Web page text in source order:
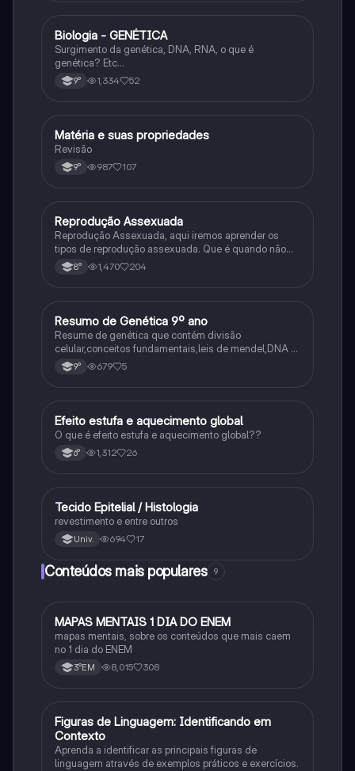
Ciência
Biologia - GENÉTICA
Surgimento da genética, DNA, RNA, o que é
genética? Etc…
9° 1,334 52
Ciência
Matéria e suas propriedades
Revisão
9° 987 107
Ciência
Reprodução Assexuada
Reprodução Assexuada, aqui iremos aprender os
tipos de reprodução assexuada. Que é quando não
ocorre a fusão de gametas.
8° 1,470 204
Ciência
Resumo de Genética 9º ano
Resume de genética que contém divisão
celular,conceitos fundamentais,leis de mendel,DNA e
RNA9° 679 5
Ciência
Efeito estufa e aquecimento global
O que é efeito estufa e aquecimento global??
6° 1,312 26
Ciência
Tecido Epitelial / Histologia
revestimento e entre outros
Univ. 694 17
Conteúdos mais populares 9
Português
MAPAS MENTAIS 1 DIA DO ENEM
mapas mentais, sobre os conteúdos que mais caem
no 1 dia do ENEM
3°EM 8,015 308
FPortuguês
Figuras de Linguagem: Identificando em
Contexto
Aprenda a identificar as principais figuras de
linguagem através de exemplos práticos e exercícios.